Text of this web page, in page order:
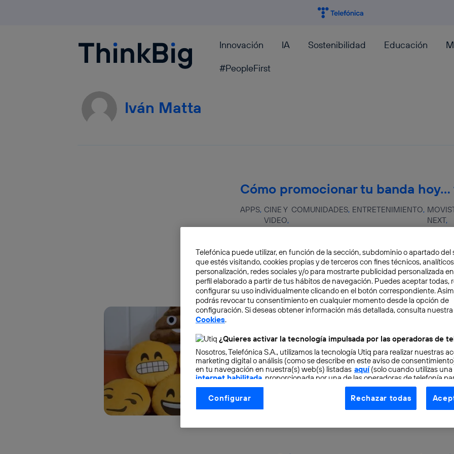
Blogthinkbig.com Innovación IA Sostenibilidad Educación
#PeopleFirst
Iván Matta
APPS CINE Y
VIDEO
COMUNIDADES ENTRETENIMIENTO
NEXT
Cómo promocionar tu banda hoy…
Ya tienes tu banda potente, pero ¿cómo te das a
casettes caseros. Luego fue reventarla en MTV....
Iván Matta
DIGITAL
Emojis, el mundo después
¿Le tiene usted cariño a las palabras? A esa
caracteres con significado en una lengua,
idioma....
Telefónica puede utilizar, en función de la sección, subdominio o apartado del
que estés visitando, cookies propias y de terceros con fines técnicos,
personalización, redes sociales y/o para mostrarte publicidad personalizada
perfil elaborado a partir de tus hábitos de navegación. Puedes aceptar todas,
configurar su uso individualmente clicando en el botón correspondiente.
podrás revocar tu consentimiento en cualquier momento desde la opción de
configuración. Si deseas obtener información más detallada, consulta nuestra
Cookies.
¿Quieres activar la tecnología impulsada por las operadoras de
Nosotros, Telefónica S.A., utilizamos la tecnología Utiq para realizar nuestras
marketing digital o análisis (como se describe en este aviso de
en tu navegación en nuestra(s) web(s) listadas aquí(solo cuando utilizas una
internet habilitada , proporcionada por una de las operadoras de telefonía
otorgas tu consentimiento en cada página web).
La tecnología Utiq está diseñada con la privacidad como prioridad
control.
Configurar Rechazar todas